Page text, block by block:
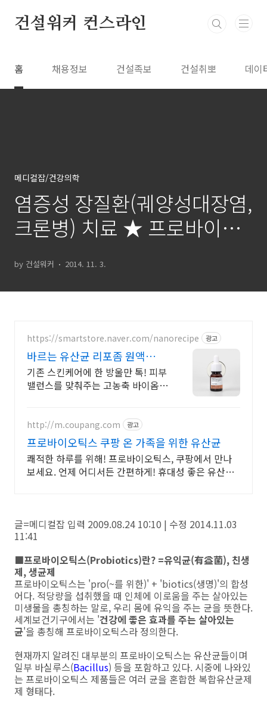
건설워커 컨스라인
홈 채용정보 건설족보 건설취뽀 데이
메디컬잡/건강의학
염증성 장질환(궤양성대장염,
크론병) 치료 ★ 프로바이오
람노스, 듀오락 등
by 건설워커 2014. 11. 3.
https://smartstore.naver.com/nanorecipe 광고
바르는 유산균 리포좀 원액
93% 고함량
기존 스킨케어에 한 방울만 톡! 피부
밸런스를 맞춰주는 고농축 바이옴
http://m.coupang.com 광고
프로바이오틱스 쿠팡 온 가족을 위한 유산균
쾌적한 하루를 위해! 프로바이오틱스, 쿠팡에서 만나
보세요. 언제 어디서든 간편하게! 휴대성 좋은 유산균
글=메디컬잡 입력 2009.08.24 10:10 | 수정 2014.11.03
11:41
■프로바이오틱스(Probiotics)란? =유익균(有益菌), 친생
제, 생균제
프로바이오틱스는 'pro(~를 위한)' + 'biotics(생명)'의 합성
어다. 적당량을 섭취했을 때 인체에 이로움을 주는 살아있는
미생물을 총칭하는 말로, 우리 몸에 유익을 주는 균을 뜻한다.
세계보건기구에서는 '건강에 좋은 효과를 주는 살아있는
균'을 총칭해 프로바이오틱스라 정의한다.
현재까지 알려진 대부분의 프로바이오틱스는 유산균들이며
일부 바실루스(Bacillus) 등을 포함하고 있다. 시중에 나와있
는 프로바이오틱스 제품들은 여러 균을 혼합한 복합유산균제
제 형태다.